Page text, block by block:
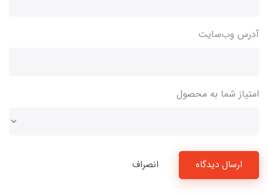
آدرس وب‌سایت
امتیاز شما به محصول
ارسال دیدگاه انصراف